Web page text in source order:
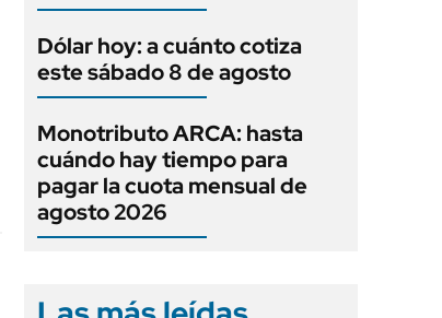
Dólar hoy: a cuánto cotiza
este sábado 8 de agosto
Monotributo ARCA: hasta
cuándo hay tiempo para
pagar la cuota mensual de
agosto 2026